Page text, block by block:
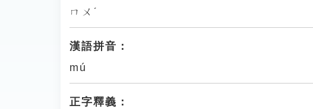
ㄇㄨˊ
漢語拼音：
mú
正字釋義：